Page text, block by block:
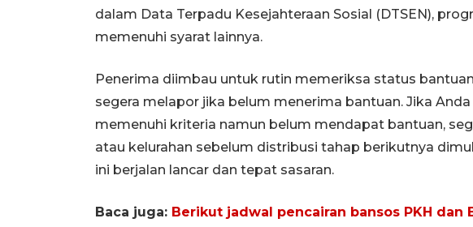
dalam Data Terpadu Kesejahteraan Sosial (DTSEN),
memenuhi syarat lainnya.
Penerima diimbau untuk rutin memeriksa status
segera melapor jika belum menerima bantuan. Jika
memenuhi kriteria namun belum mendapat bantuan,
atau kelurahan sebelum distribusi tahap berikutnya
ini berjalan lancar dan tepat sasaran.
Baca juga: Berikut jadwal pencairan bansos PKH dan